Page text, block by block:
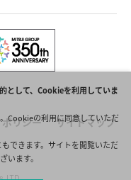
リシー サイトマップ
LTD.
として、Cookieを利用していま
Cookieの利用に同意していただ
できます。サイトを閲覧いただ
います。